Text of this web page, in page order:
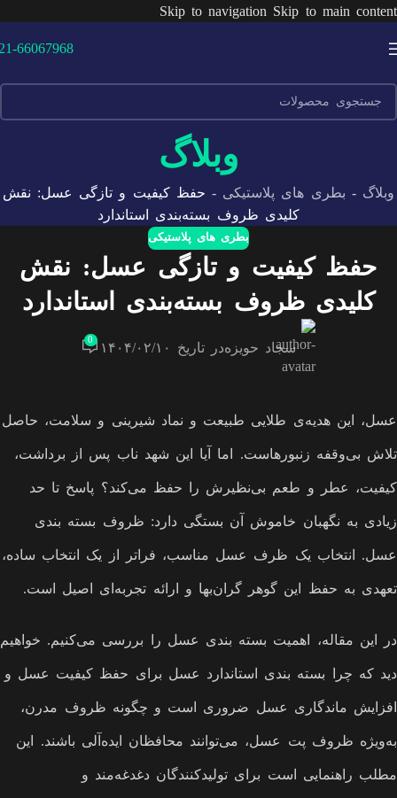
Skip to navigation Skip to main content
66067968
وبلاگ
وبلاگ - بطری های پلاستیکی - حفظ کیفیت و تازگی عسل: نقش
کلیدی ظروف بسته‌بندی استاندارد
بطری های پلاستیکی
حفظ کیفیت و تازگی عسل: نقش
کلیدی ظروف بسته‌بندی استاندارد
سجاد حویزهدر تاریخ ۱۴۰۴/۰۲/۱۰
0
عسل، این هدیه‌ی طلایی طبیعت و نماد شیرینی و سلامت، حاصل
تلاش بی‌وقفه زنبورهاست. اما آیا این شهد ناب پس از برداشت،
کیفیت، عطر و طعم بی‌نظیرش را حفظ می‌کند؟ پاسخ تا حد
زیادی به نگهبان خاموش آن بستگی دارد: ظروف بسته بندی
عسل. انتخاب یک ظرف عسل مناسب، فراتر از یک انتخاب ساده،
تعهدی به حفظ این گوهر گران‌بها و ارائه تجربه‌ای اصیل است.
در این مقاله، اهمیت بسته بندی عسل را بررسی می‌کنیم. خواهیم
دید که چرا بسته بندی استاندارد عسل برای حفظ کیفیت عسل و
افزایش ماندگاری عسل ضروری است و چگونه ظروف مدرن،
به‌ویژه ظروف پت عسل، می‌توانند محافظان ایده‌آلی باشند. این
مطلب راهنمایی است برای تولیدکنندگان دغدغه‌مند و